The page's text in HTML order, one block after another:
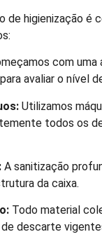
de higienização é
com uma
avaliar o nível
Utilizamos
todos os
A sanitização
da caixa.
Todo material
descarte